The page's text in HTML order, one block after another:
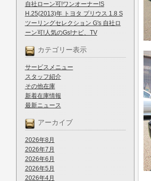
自社ローン可!ワンオーナー!S
H.25(2013)年 トヨタ プリウス 1.8 S
ツーリングセレクション G's 自社ロ
ーン可!人気のGs!ナビ、TV
カテゴリー表示
サービスメニュー
スタッフ紹介
その他在庫
新着在庫情報
最新ニュース
アーカイブ
2026年8月
2026年7月
2026年6月
2026年5月
2026年4月